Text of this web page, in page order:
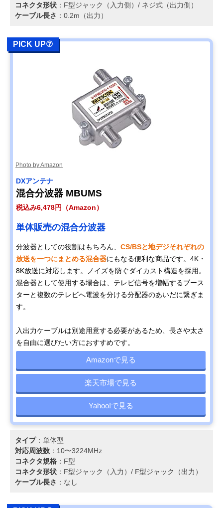
コネクタ形状 ：F型ジャック（入力側）/ ネジ式（出力側）
ケーブル長さ ：0.2m（出力）
PICK UP⑦
Photo by Amazon
DXアンテナ
混合分波器 MBUMS
税込み6,478円（Amazon）
単体販売の混合分波器
分波器としての役割はもちろん、 CS/BSと地デジそれぞれの
放送を一つにまとめる混合器にもなる便利な商品です。4K・
8K放送に対応します。ノイズを防ぐダイカスト構造を採用。
混合器として使用する場合は、テレビ信号を増幅するブース
ターと複数のテレビへ電波を分ける分配器のあいだに繋ぎま
す。
入出力ケーブルは別途用意する必要があるため、長さや太さ
を自由に選びたい方におすすめです。
Amazonで見る
楽天市場で見る
Yahoo!で見る
タイプ：単体型
対応周波数 ：10〜3224MHz
コネクタ規格 ：F型
コネクタ形状 ：F型ジャック（入力）/ F型ジャック（出力）
ケーブル長さ ：なし